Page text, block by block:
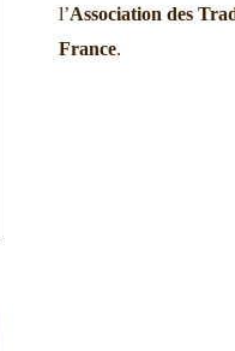
l’Association des
France.